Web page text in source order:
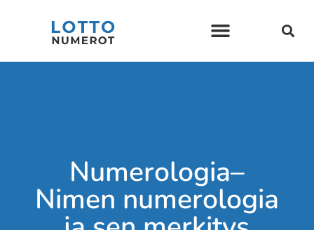
Numerologia–
Nimen numerologia